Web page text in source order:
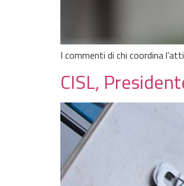
I commenti di chi coordina
CISL,